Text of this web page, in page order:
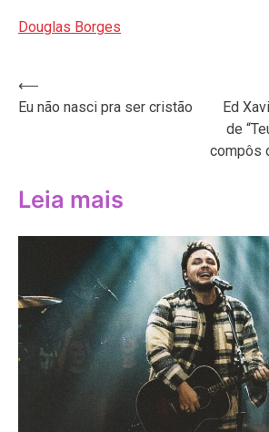
Douglas Borges
Navegação
de
⟵
Eu não nasci pra ser cristão
Ed
de
compôs
Leia mais